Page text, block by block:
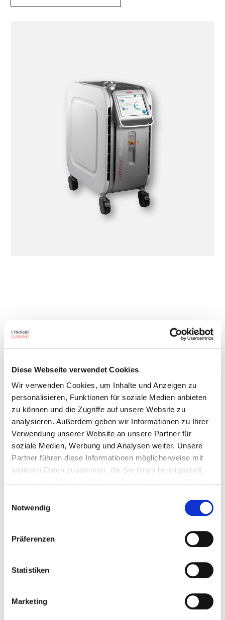
Diese Webseite verwendet Cookies
Wir verwenden Cookies, um Inhalte und Anzeigen zu
personalisieren, Funktionen für soziale Medien anbieten
zu können und die Zugriffe auf unsere Website zu
analysieren. Außerdem geben wir Informationen zu Ihrer
Verwendung unserer Website an unsere Partner für
soziale Medien, Werbung und Analysen weiter. Unsere
Partner führen diese Informationen möglicherweise mit
weiteren Daten zusammen, die Sie ihnen bereitgestellt
Notwendig
Präferenzen
Statistiken
Marketing
Dank seiner Hypersurge-Technologie liefert der